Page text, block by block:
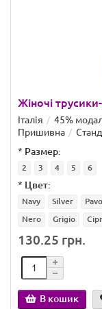
Жіночі
Італія
45%
Пришивна
* Размер:
2 3 4 5 6
* Цвет:
Navy Silver
Nero
Grigio
130.25 грн.
В кошик